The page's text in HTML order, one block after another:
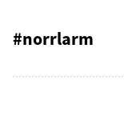
#norrlarm